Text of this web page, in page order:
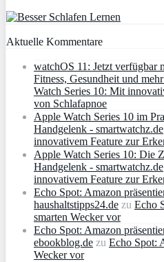
Aktuelle Kommentare
watchOS 11: Jetzt verfügbar
Fitness, Gesundheit und
Watch Series 10: Mit
von Schlafapnoe
Apple Watch Series 10 im
Handgelenk - smartwatchz.de
innovativem Feature zur
Apple Watch Series 10: Die
Handgelenk - smartwatchz.de
innovativem Feature zur
Echo Spot: Amazon
haushaltstipps24.de zu Echo
smarten Wecker vor
Echo Spot: Amazon
ebookblog.de zu Echo Spot:
Wecker vor